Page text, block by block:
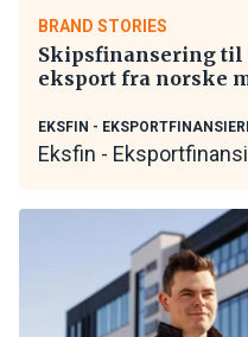
BRAND STORIES
Skipsfinansering til
eksport fra norske
EKSFIN -
Eksfin -